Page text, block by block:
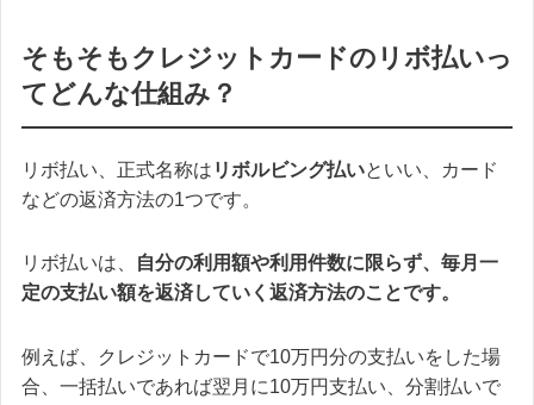
そもそもクレジットカードのリボ払いっ
てどんな仕組み？
リボ払い、正式名称は リボルビング払いといい、カード
などの返済方法の1つです。
リボ払いは、
自分の利用額や利用件数に限らず、毎月一
定の支払い額を返済していく返済方法のことです。
例えば、クレジットカードで10万円分の支払いをした場
合、一括払いであれば翌月に10万円支払い、分割払いで